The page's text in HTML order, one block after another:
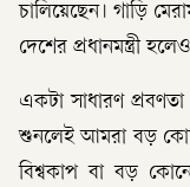
চালিয়েছেন। গাড়ি
দেশের প্রধানমন্ত্রী
একটা সাধারণ প্রবণতা
শুনলেই আমরা বড়
বিশ্বকাপ বা বড়